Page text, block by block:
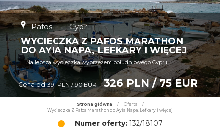
Pafos → Cypr
WYCIECZKA Z PAFOS MARATHON
DO AYIA NAPA, LEFKARY I WIĘCEJ
Najlepsza wycieczka wybrzeżem południowego Cypru
Cena od 391 PLN / 90 EUR 326 PLN / 75 EUR
Strona główna / Oferta
/
Wycieczka Z Pafos Marathon do Ayia Napa, Lefkary i więcej
Numer oferty:132/18107